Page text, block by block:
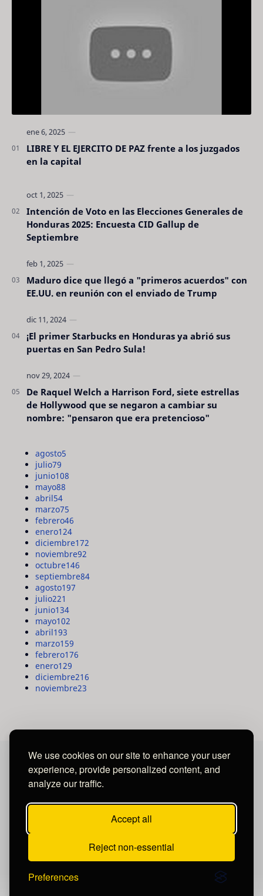
We use cookies on our site to enhance your user
experience, provide personalized content, and
analyze our traffic.
Accept all
Reject non-essential
Preferences
LIBRE Y EL EJERCITO DE PAZ frente a los juzgados
en la capital
Intención de Voto en las Elecciones Generales de
Honduras 2025: Encuesta CID Gallup de
Septiembre
Maduro dice que llegó a "primeros acuerdos" con
EE.UU. en reunión con el enviado de Trump
¡El primer Starbucks en Honduras ya abrió sus
puertas en San Pedro Sula!
De Raquel Welch a Harrison Ford, siete estrellas
de Hollywood que se negaron a cambiar su
nombre: "pensaron que era pretencioso"
agosto5
julio79
junio108
mayo88
abril54
marzo75
febrero46
enero124
diciembre172
noviembre92
octubre146
septiembre84
agosto197
julio221
junio134
mayo102
abril193
marzo159
febrero176
enero129
diciembre216
noviembre23
MAYA MEDIA GROUP
Ubicados en Tegucigalpa - Honduras.